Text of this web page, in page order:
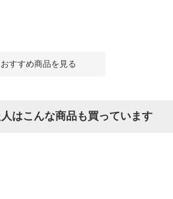
おすすめ商品を見る
はこんな商品も買っています